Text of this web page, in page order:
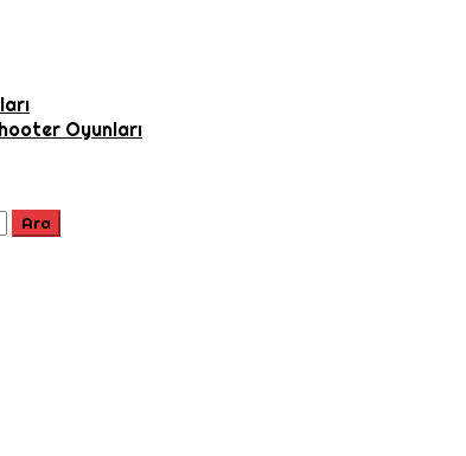
Oyunları